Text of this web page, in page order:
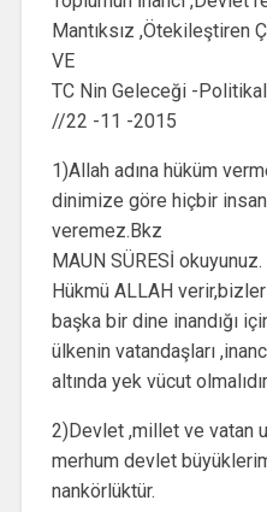
Mantıksız ,Ötekileştiren
VE
TC Nin Geleceği -
//22 -11 -2015
1)Allah adına hüküm
dinimize göre hiçbir
veremez.Bkz
MAUN SÜRESİ okuyunuz.
Hükmü ALLAH
başka bir dine inandığı
ülkenin vatandaşları
altında yek vücut
2)Devlet ,millet ve vatan
merhum devlet
nankörlüktür.